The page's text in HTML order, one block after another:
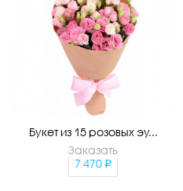
Букет из 15 розовых эу...
Заказать
7 470